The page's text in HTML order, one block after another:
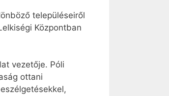
településeiről
Központban
vezetője. Póli
ottani